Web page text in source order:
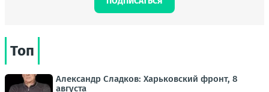
Топ
Александр Сладков: Харьковский фронт, 8
августа